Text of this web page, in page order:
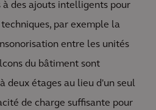
à des ajouts intelligents pour
par exemple la
entre les unités
du bâtiment sont
deux étages au lieu d'un seul
de charge suffisante pour